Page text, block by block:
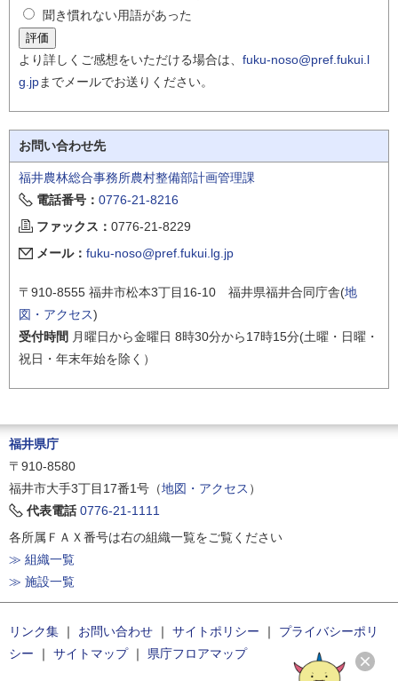
聞き慣れない用語があった
より詳しくご感想をいただける場合は、 fuku-noso@pref.fukui.l
g.jpまでメールでお送りください。
お問い合わせ先
福井農林総合事務所農村整備部計画管理課
電話番号： 0776-21-8216
ファックス： 0776-21-8229
メール： fuku-noso@pref.fukui.lg.jp
〒910-8555 福井市松本3丁目16-10 福井県福井合同庁舎(地
図・アクセス)
受付時間 月曜日から金曜日 8時30分から17時15分(土曜・日曜・
祝日・年末年始を除く）
福井県庁
〒910-8580
福井市大手3丁目17番1号（地図・アクセス ）
代表電話 0776-21-1111
各所属ＦＡＸ番号は右の組織一覧をご覧ください
≫ 組織一覧
≫ 施設一覧
リンク集 ｜ お問い合わせ ｜ サイトポリシー ｜
プライバシーポリ
シー ｜ サイトマップ｜ 県庁フロアマップ